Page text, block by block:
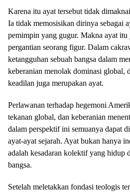
Karena itu ayat tersebut tidak
Ia tidak memosisikan dirinya sebagai
pemimpin yang gugur. Makna ayat itu
pergantian seorang figur. Dalam
ketangguhan sebuah bangsa dalam
keberanian menolak dominasi global,
keadilan juga merupakan ayat.
Perlawanan terhadap hegemoni
tekanan global, dan keberanian
dalam perspektif ini semuanya dapat
ayat-ayat sejarah. Ayat bukan hanya
adalah kesadaran kolektif yang hidup
bangsa.
Setelah meletakkan fondasi teologis